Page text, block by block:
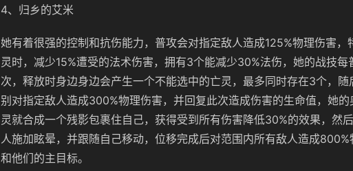
4、归乡的艾米
她有着很强的控制和抗伤能力，普攻会对指定敌人造成125%物理伤害，
灵时，减少15%遭受的法术伤害，拥有3个能减少30%法伤，她的战技
次，释放时身边身边会产生一个不能选中的亡灵，最多同时存在3个，
别对指定敌人造成300%物理伤害，并回复此次造成伤害的生命值，她
灵就合成一个残影包裹住自己，获得受到所有伤害降低30%的效果，然
人施加眩晕，并跟随自己移动，位移完成后对范围内所有敌人造成
和他们的主目标。